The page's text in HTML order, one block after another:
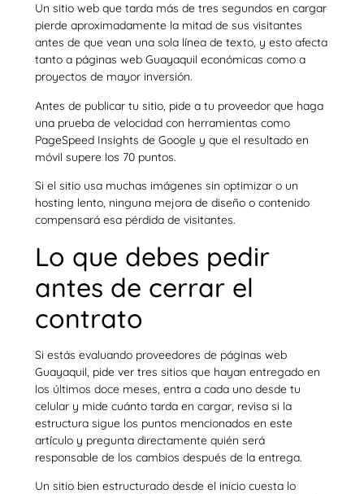
Un sitio web que tarda más de tres segundos en cargar
pierde aproximadamente la mitad de sus visitantes
antes de que vean una sola línea de texto, y esto afecta
tanto a páginas web Guayaquil económicas como a
proyectos de mayor inversión.
Antes de publicar tu sitio, pide a tu proveedor que haga
una prueba de velocidad con herramientas como
PageSpeed Insights de Google y que el resultado en
móvil supere los 70 puntos.
Si el sitio usa muchas imágenes sin optimizar o un
hosting lento, ninguna mejora de diseño o contenido
compensará esa pérdida de visitantes.
Lo que debes pedir
antes de cerrar el
contrato
Si estás evaluando proveedores de páginas web
Guayaquil, pide ver tres sitios que hayan entregado en
los últimos doce meses, entra a cada uno desde tu
celular y mide cuánto tarda en cargar, revisa si la
estructura sigue los puntos mencionados en este
artículo y pregunta directamente quién será
responsable de los cambios después de la entrega.
Un sitio bien estructurado desde el inicio cuesta lo